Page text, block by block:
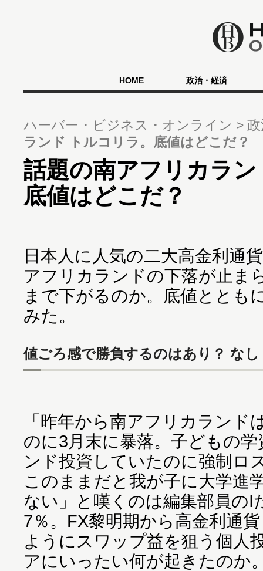
HOME 政治・経済
ハーバー・ビジネス・オンライン
ランド トルコリラ。底値はどこだ？
話題の南アフリカラ
底値はどこだ？
日本人に人気の二大高金利通
アフリカランドの下落が止ま
まで下がるのか。底値ととも
みた。
値ごろ感で勝負するのはあり？ なし
「昨年から南アフリカランド
のに3月末に暴落。子どもの
ンド投資していたのに強制ロ
このままだと我が子に大学進
ない」と嘆くのは編集部員のI
7％。FX黎明期から高金利通
ようにスワップ益を狙う個人
アにいったい何が起きたのか